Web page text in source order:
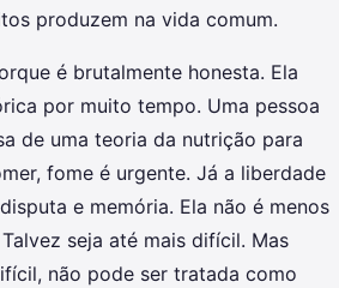
produzem na vida comum.
é brutalmente honesta. Ela
por muito tempo. Uma pessoa
de uma teoria da nutrição para
fome é urgente. Já a liberdade
e memória. Ela não é menos
seja até mais difícil. Mas
não pode ser tratada como